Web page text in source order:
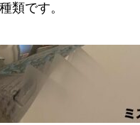
類です。